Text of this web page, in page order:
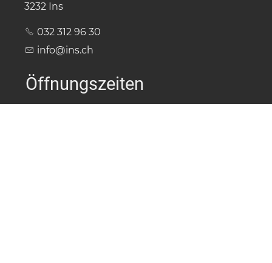
3232 Ins
032 312 96 30
nf
nsch
Öffnungszeiten
Montag
08.00 - 12.00